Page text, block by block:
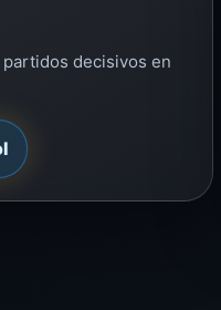
partidos decisivos en